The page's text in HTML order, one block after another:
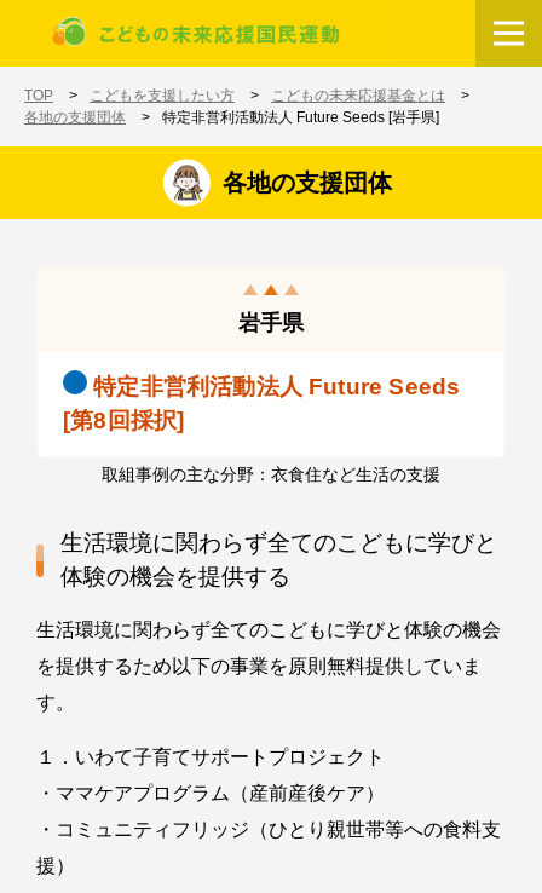
メインコンテンツに移動
TOP こどもを支援したい方
こどもの未来応援基金とは
各地の支援団体
特定非営利活動法人 Future Seeds [岩手県]
各地の支援団体
岩手県
特定非営利活動法人 Future Seeds
[第8回採択]
取組事例の主な分野：衣食住など生活の支援
生活環境に関わらず全てのこどもに学びと
体験の機会を提供する
生活環境に関わらず全てのこどもに学びと体験の機会
を提供するため以下の事業を原則無料提供していま
す。
１．いわて子育てサポートプロジェクト
・ママケアプログラム（産前産後ケア）
・コミュニティフリッジ（ひとり親世帯等への食料支
援）